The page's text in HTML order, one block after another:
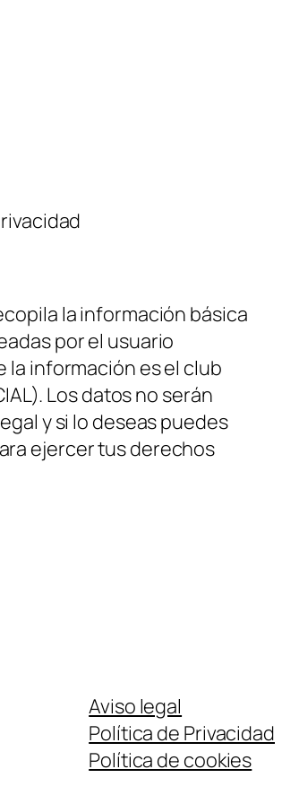
la información básica
por el usuario
la información es el club
Los datos no serán
y si lo deseas puedes
ejercer tus derechos
Aviso legal
Política de Privacidad
Política de cookies